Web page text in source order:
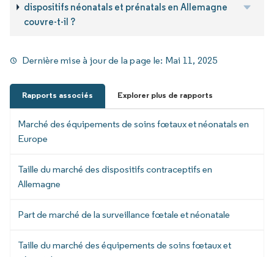
dispositifs néonatals et prénatals en Allemagne
couvre-t-il ?
Dernière mise à jour de la page le: Mai 11, 2025
Rapports associés Explorer plus de rapports
Marché des équipements de soins fœtaux et néonatals en
Europe
Taille du marché des dispositifs contraceptifs en
Allemagne
Part de marché de la surveillance fœtale et néonatale
Taille du marché des équipements de soins fœtaux et